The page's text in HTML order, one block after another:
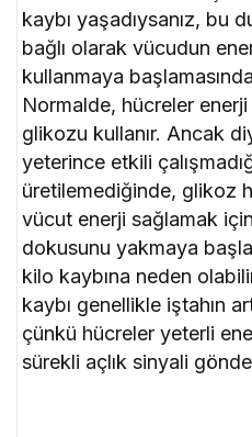
kaybı yaşadıysanız, bu
bağlı olarak vücudun
kullanmaya
Normalde, hücreler
glikozu kullanır. Ancak
yeterince etkili
üretilemediğinde, glikoz
vücut enerji sağlamak
dokusunu yakmaya
kilo kaybına neden
kaybı genellikle iştahın
çünkü hücreler yeterli
sürekli açlık sinyali